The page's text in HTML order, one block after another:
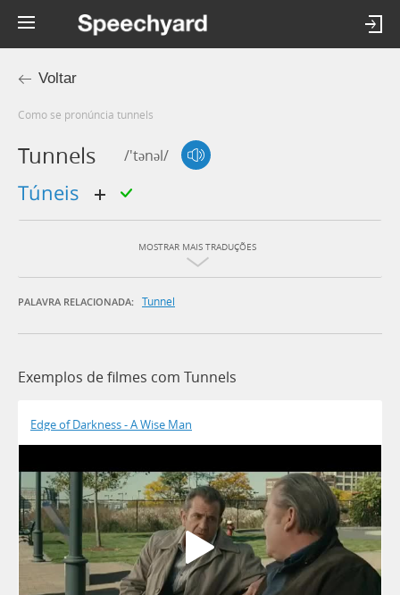
Voltar
Como se pronúncia tunnels
Tunnels /'tənəl/
túneis
MOSTRAR MAIS TRADUÇÕES
PALAVRA RELACIONADA: Tunnel
Exemplos de filmes com Tunnels
Edge of Darkness - A Wise Man